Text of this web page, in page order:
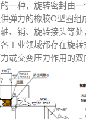
一种，旋转密封由
弹力的橡胶O型圈组
、销、旋转接头等
工业领域都存在旋
或交变压力作用的双